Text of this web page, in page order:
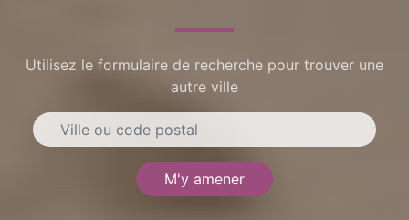
Utilisez le formulaire de recherche pour trouver une
autre ville
M'y amener